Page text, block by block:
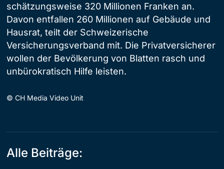
schätzungsweise 320 Millionen Franken an.
Davon entfallen 260 Millionen auf Gebäude und
Hausrat, teilt der Schweizerische
Versicherungsverband mit. Die Privatversicherer
wollen der Bevölkerung von Blatten rasch und
unbürokratisch Hilfe leisten.
© CH Media Video Unit
Alle Beiträge: